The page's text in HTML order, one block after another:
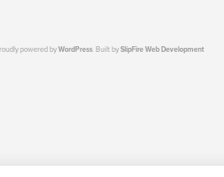
powered byWordPress. Built bySlipFire Web Development